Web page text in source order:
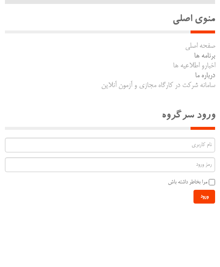
منوی اصلی
صفحه اصلی
برنامه ها
اخبارو اطلاعیه ها
درباره ما
سامانه شرکت در کارگاه مجازی و آزمون آنلاین
ورود سرگروه
مرا بخاطر داشته باش
ورود